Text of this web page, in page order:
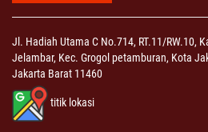
Jl. Hadiah Utama C No.714, RT.11/RW.10,
Jelambar, Kec. Grogol petamburan, Kota
Jakarta Barat 11460
titik lokasi